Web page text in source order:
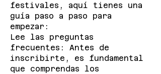
festivales, aquí tienes una
guía paso a paso para
empezar:
Lee las preguntas
frecuentes: Antes de
inscribirte, es fundamental
que comprendas los